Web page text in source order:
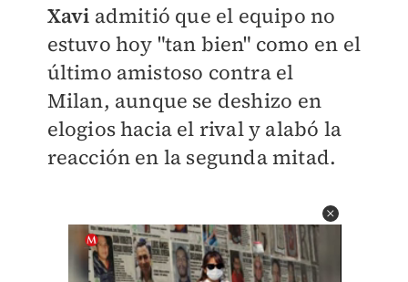
Xavi admitió que el equipo no
estuvo hoy "tan bien" como en el
último amistoso contra el
Milan, aunque se deshizo en
elogios hacia el rival y alabó la
reacción en la segunda mitad.